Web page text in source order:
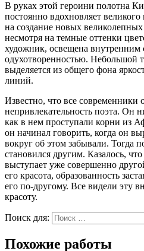
В руках этой героини полотна
постоянно вдохновляет
на создание новых
несмотря на темные оттенки
художник, освещена внутренним
одухотворенностью. Небольшой
выделяется из общего фона
линий.
Известно, что все
непривлекательность поэта. Он
как в нем проступали корни из
он начинал говорить, когда он
вокруг об этом забывали. Тогда
становился другим. Казалось,
выступает уже совершенно
его красота, образованность
его по-другому. Все видели эту
красоту.
Поиск для:
Похожие работы